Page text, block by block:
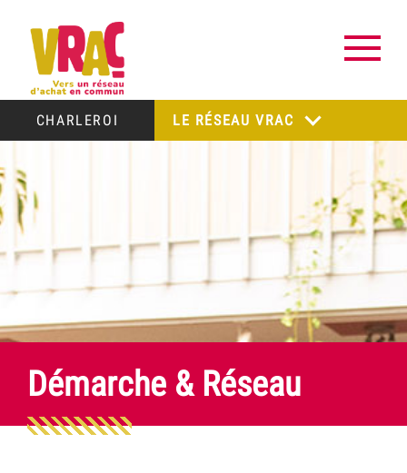
CHARLEROI LE RÉSEAU VRAC
Démarche & Réseau